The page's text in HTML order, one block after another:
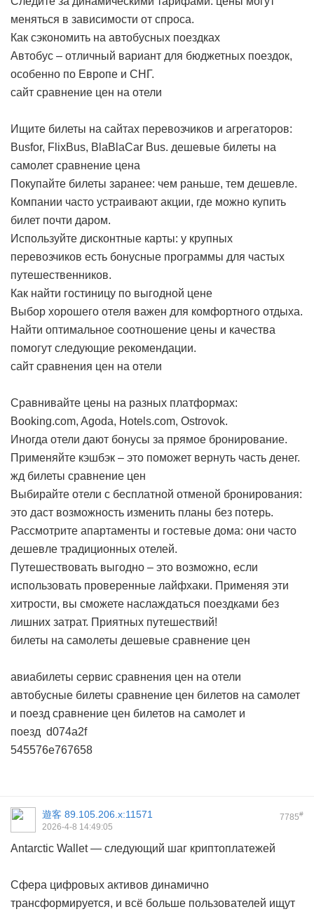
меняться в зависимости от спроса.
Как сэкономить на автобусных поездках
Автобус – отличный вариант для бюджетных поездок,
особенно по Европе и СНГ.
сайт сравнение цен на отели
Ищите билеты на сайтах перевозчиков и агрегаторов:
Busfor, FlixBus, BlaBlaCar Bus. дешевые билеты на
самолет сравнение цена
Покупайте билеты заранее: чем раньше, тем дешевле.
Компании часто устраивают акции, где можно купить
билет почти даром.
Используйте дисконтные карты: у крупных
перевозчиков есть бонусные программы для частых
путешественников.
Как найти гостиницу по выгодной цене
Выбор хорошего отеля важен для комфортного отдыха.
Найти оптимальное соотношение цены и качества
помогут следующие рекомендации.
сайт сравнения цен на отели
Сравнивайте цены на разных платформах:
Booking.com, Agoda, Hotels.com, Ostrovok.
Иногда отели дают бонусы за прямое бронирование.
Применяйте кэшбэк – это поможет вернуть часть денег.
жд билеты сравнение цен
Выбирайте отели с бесплатной отменой бронирования:
это даст возможность изменить планы без потерь.
Рассмотрите апартаменты и гостевые дома: они часто
дешевле традиционных отелей.
Путешествовать выгодно – это возможно, если
использовать проверенные лайфхаки. Применяя эти
хитрости, вы сможете наслаждаться поездками без
лишних затрат. Приятных путешествий!
билеты на самолеты дешевые сравнение цен
авиабилеты сервис сравнения цен на отели
автобусные билеты сравнение цен билетов на самолет
и поезд сравнение цен билетов на самолет и
поезд d074a2f
545576e767658
7785#
遊客 89.105.206.x:11571
2026-4-8 14:49:05
Antarctic Wallet — следующий шаг криптоплатежей
Сфера цифровых активов динамично
трансформируется, и всё больше пользователей ищут